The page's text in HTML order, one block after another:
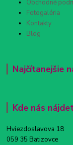
Obchodné
Fotogaléria
Kontakty
Blog
Najčítanejšie
Kde nás
Hviezdoslavova 18
059 35 Batizovce